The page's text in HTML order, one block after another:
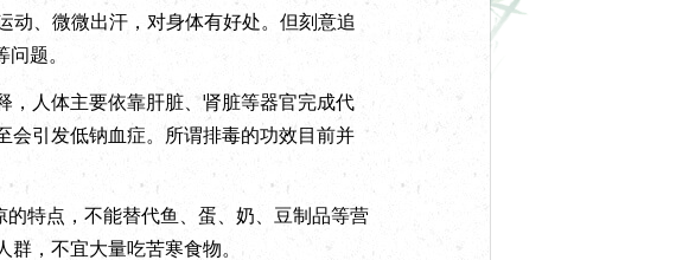
动、微微出汗，对身体有好处。但刻意追
题。
人体主要依靠肝脏、肾脏等器官完成代
会引发低钠血症。所谓排毒的功效目前并
特点，不能替代鱼、蛋、奶、豆制品等营
，不宜大量吃苦寒食物。